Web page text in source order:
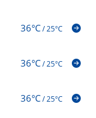
36°C/25°C
36°C/25°C
36°C/25°C